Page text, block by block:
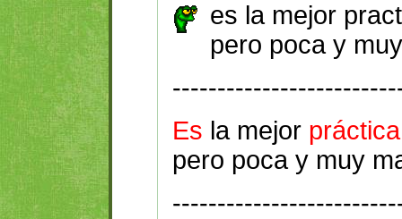
es la mejor
pero poca y
Es la mejor práctica
pero poca y muy